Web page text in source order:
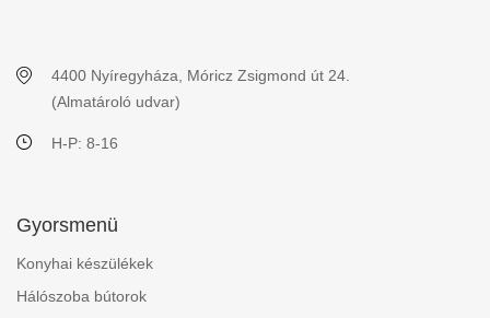
4400 Nyíregyháza, Móricz Zsigmond út 24.
(Almatároló udvar)
H-P: 8-16
Gyorsmenü
Konyhai készülékek
Hálószoba bútorok